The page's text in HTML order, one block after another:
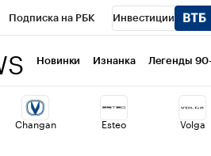
Подписка на РБК Инвестиции
Национальные проекты Город
Кредитные рейтинги Франшизы
Новинки Изнанка Легенды
Changan Esteo Volga